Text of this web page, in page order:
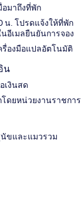
มาถึงที่พัก
น. โปรดแจ้งให้ที่พัก
อีเมลยืนยันการจอง
องมือแปลอัตโนมัติ
น
เงินสด
ดยหน่วยงานราชการ
นัขและแมวรวม